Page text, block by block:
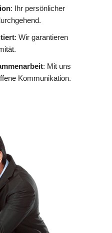
: Ihr persönlicher
: Wir garantieren
: Mit uns
Kommunikation.